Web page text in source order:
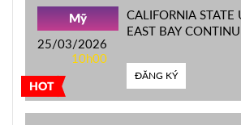
HOT
Mỹ
25/03/2026
10h00
CALIFORNIA STATE
EAST BAY
ĐĂNG KÝ